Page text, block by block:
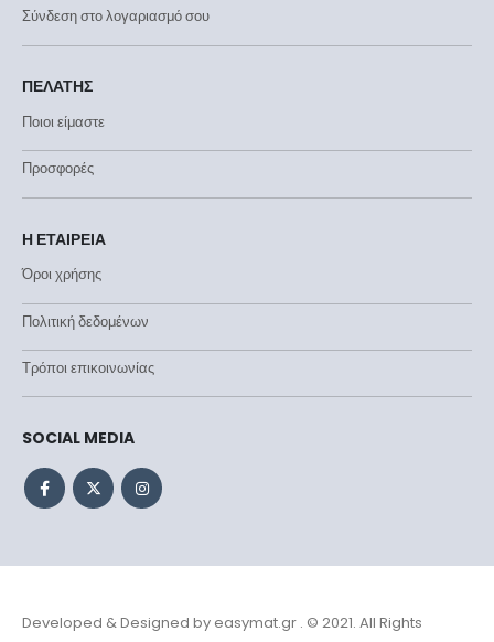
Σύνδεση στο λογαριασμό σου
ΠΕΛΑΤΗΣ
Ποιοι είμαστε
Προσφορές
Η ΕΤΑΙΡΕΙΑ
Όροι χρήσης
Πολιτική δεδομένων
Τρόποι επικοινωνίας
SOCIAL MEDIA
Developed & Designed by easymat.gr . © 2021. All Rights